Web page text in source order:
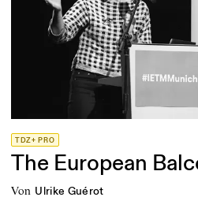
TDZ+ PRO
The European
von Ulrike Guérot